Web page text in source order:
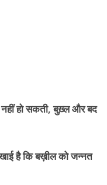
हो सकती, बुख़्ल और बद
है कि बख़ील को जन्नत